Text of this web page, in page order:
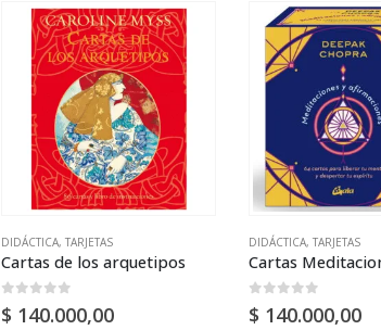
DIDÁCTICA, TARJETAS
Cartas de los arquetipos
0
$ 140.000,00
DIDÁCTICA, TARJETAS
0
$ 140.000,00